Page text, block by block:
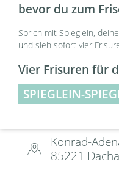
Mittwoch:
Donnerstag:
Freitag:
Samstag:
Konrad-
85221
bevor du zum
Sprich mit Spieglein,
und sieh sofort vier
Vier Frisuren für
SPIEGLEIN-